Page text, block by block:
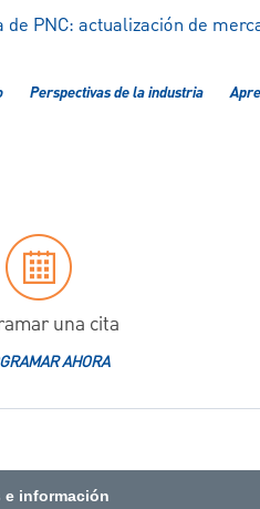
PNC: actualización de
Perspectivas de la industria
una cita
AHORA
e información